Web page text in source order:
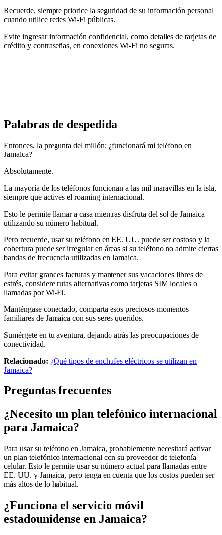
Recuerde, siempre priorice la seguridad de su información personal
cuando utilice redes Wi-Fi públicas.
Evite ingresar información confidencial, como detalles de tarjetas de
crédito y contraseñas, en conexiones Wi-Fi no seguras.
Palabras de despedida
Entonces, la pregunta del millón: ¿funcionará mi teléfono en
Jamaica?
Absolutamente.
La mayoría de los teléfonos funcionan a las mil maravillas en la isla,
siempre que actives el roaming internacional.
Esto le permite llamar a casa mientras disfruta del sol de Jamaica
utilizando su número habitual.
Pero recuerde, usar su teléfono en EE. UU. puede ser costoso y la
cobertura puede ser irregular en áreas si su teléfono no admite ciertas
bandas de frecuencia utilizadas en Jamaica.
Para evitar grandes facturas y mantener sus vacaciones libres de
estrés, considere rutas alternativas como tarjetas SIM locales o
llamadas por Wi-Fi.
Manténgase conectado, comparta esos preciosos momentos
familiares de Jamaica con sus seres queridos.
Sumérgete en tu aventura, dejando atrás las preocupaciones de
conectividad.
Relacionado: ¿Qué tipos de enchufes eléctricos se utilizan en
Jamaica?
Preguntas frecuentes
¿Necesito un plan telefónico internacional
para Jamaica?
Para usar su teléfono en Jamaica, probablemente necesitará activar
un plan telefónico internacional con su proveedor de telefonía
celular. Esto le permite usar su número actual para llamadas entre
EE. UU. y Jamaica, pero tenga en cuenta que los costos pueden ser
más altos de lo habitual.
¿Funciona el servicio móvil
estadounidense en Jamaica?